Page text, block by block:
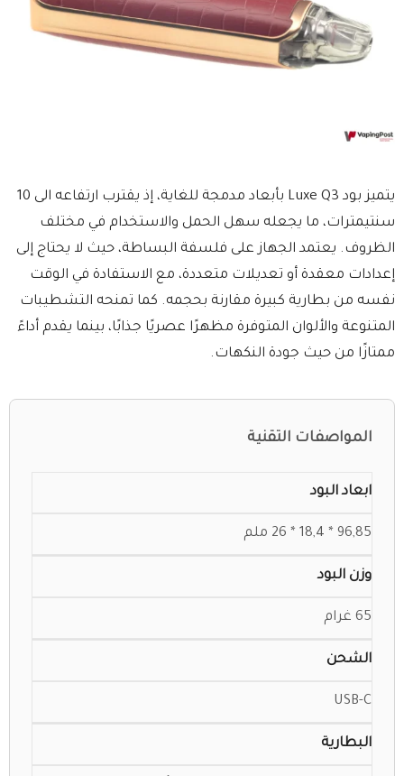
يتميز بود Luxe Q3 بأبعاد مدمجة للغاية، إذ يقترب ارتفاعه الى 10
سنتيمترات، ما يجعله سهل الحمل والاستخدام في مختلف
الظروف. يعتمد الجهاز على فلسفة البساطة، حيث لا يحتاج إلى
إعدادات معقدة أو تعديلات متعددة، مع الاستفادة في الوقت
نفسه من بطارية كبيرة مقارنة بحجمه. كما تمنحه التشطيبات
المتنوعة والألوان المتوفرة مظهرًا عصريًا جذابًا، بينما يقدم أداءً
ممتازًا من حيث جودة النكهات.
المواصفات التقنية
ابعاد البود
96,85 * 18,4 * 26 ملم
وزن البود
65 غرام
الشحن
USB-C
البطارية